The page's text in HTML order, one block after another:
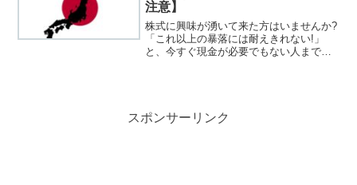
注意】
株式に興味が湧いて来た方はいませんか?
「これ以上の暴落には耐えきれない!」
と、今すぐ現金が必要でもない人まで
っちゃいましょう!
スポンサーリンク